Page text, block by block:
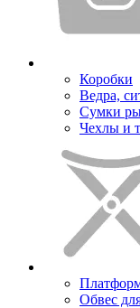
Коробки
Ведра,
Сумки
Чехлы и
Обвес